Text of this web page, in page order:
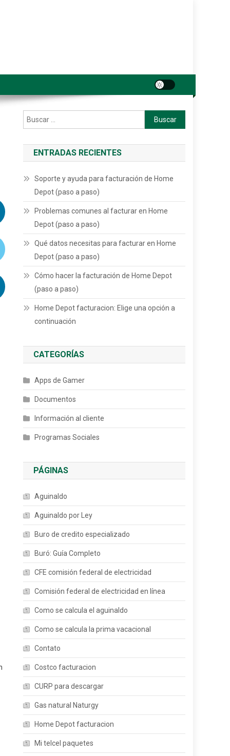
Buscar:
ENTRADAS RECIENTES
Soporte y ayuda para facturación de Home
Depot (paso a paso)
Problemas comunes al facturar en Home
Depot (paso a paso)
Qué datos necesitas para facturar en Home
Depot (paso a paso)
Cómo hacer la facturación de Home Depot
(paso a paso)
Home Depot facturacion: Elige una opción a
continuación
CATEGORÍAS
Apps de Gamer
Documentos
Información al cliente
Programas Sociales
PÁGINAS
Aguinaldo
Aguinaldo por Ley
Buro de credito especializado
Buró: Guía Completo
CFE comisión federal de electricidad
Comisión federal de electricidad en línea
Como se calcula el aguinaldo
Como se calcula la prima vacacional
Contato
Costco facturacion
CURP para descargar
Gas natural Naturgy
Home Depot facturacion
Mi telcel paquetes